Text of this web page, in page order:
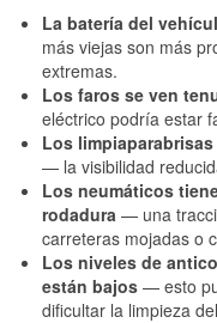
La batería del
más viejas son más
extremas.
Los faros se ven
eléctrico podría estar
Los
— la visibilidad
Los neumáticos
rodadura — una
carreteras mojadas o
Los niveles de
están bajos — esto
dificultar la limpieza